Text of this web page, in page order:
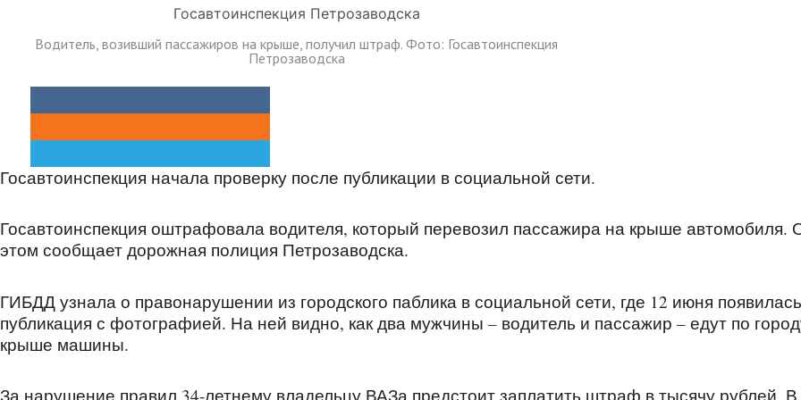
Водитель, возивший пассажиров на крыше, получил штраф. Фото: Госавтоинспекция
Петрозаводска
Госавтоинспекция начала проверку после публикации в социальной сети.
Госавтоинспекция оштрафовала водителя, который перевозил пассажира на крыше автомобиля.
этом сообщает дорожная полиция Петрозаводска.
ГИБДД узнала о правонарушении из городского паблика в социальной сети, где 12 июня появилась
публикация с фотографией. На ней видно, как два мужчины – водитель и пассажир – едут по
крыше машины.
За нарушение правил 34-летнему владельцу ВАЗа предстоит заплатить штраф в тысячу рублей. В